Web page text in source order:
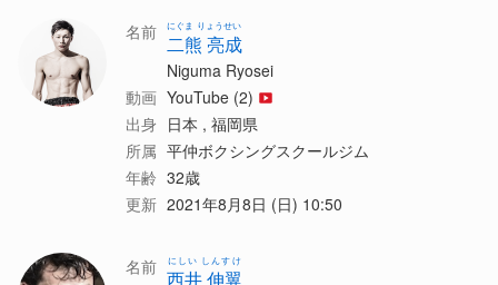
名前 二熊 亮成
にぐま りょうせい
Niguma Ryosei
動画 YouTube (2)
出身 日本 , 福岡県
所属 平仲ボクシングスクールジム
年齢 32歳
更新 2021年8月8日 (日) 10:50
名前 西井 伸翼
にしい しんすけ